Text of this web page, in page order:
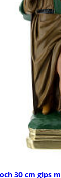
30 cm gips